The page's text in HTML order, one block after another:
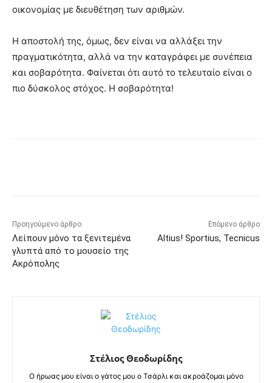
οικονομίας με διευθέτηση των αριθμών.
Η αποστολή της, όμως, δεν είναι να αλλάξει την
πραγματικότητα, αλλά να την καταγράφει με συνέπεια
και σοβαρότητα. Φαίνεται ότι αυτό το τελευταίο είναι ο
πιο δύσκολος στόχος. Η σοβαρότητα!
Προηγούμενο άρθρο
Λείπουν μόνο τα ξενιτεμένα
γλυπτά από το μουσείο της
Ακρόπολης
Επόμενο άρθρο
Altius! Sportius, Tecnicus
Στέλιος Θεοδωρίδης
Ο ήρωας μου είναι ο γάτος μου ο Τσάρλι και ακροάζομαι μόνο